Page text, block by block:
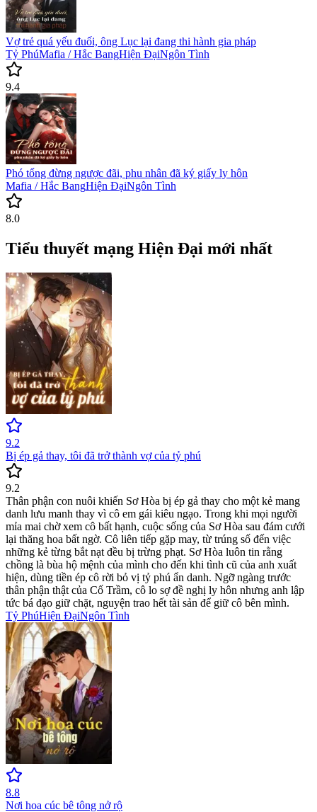
Vợ trẻ quá yếu đuối, ông Lục lại đang thi hành gia pháp
Tỷ PhúMafia / Hắc BangHiện ĐạiNgôn Tình
9.4
Phó tổng đừng ngược đãi, phu nhân đã ký giấy ly hôn
Mafia / Hắc BangHiện ĐạiNgôn Tình
8.0
Tiểu thuyết mạng Hiện Đại mới nhất
9.2
Bị ép gả thay, tôi đã trở thành vợ của tỷ phú
9.2
Thân phận con nuôi khiến Sơ Hòa bị ép gả thay cho một kẻ mang
danh lưu manh thay vì cô em gái kiêu ngạo. Trong khi mọi người
mỉa mai chờ xem cô bất hạnh, cuộc sống của Sơ Hòa sau đám cưới
lại thăng hoa bất ngờ. Cô liên tiếp gặp may, từ trúng số đến việc
những kẻ từng bắt nạt đều bị trừng phạt. Sơ Hòa luôn tin rằng
chồng là bùa hộ mệnh của mình cho đến khi tình cũ của anh xuất
hiện, dùng tiền ép cô rời bỏ vị tỷ phú ẩn danh. Ngỡ ngàng trước
thân phận thật của Cố Trầm, cô lo sợ đề nghị ly hôn nhưng anh lập
tức bá đạo giữ chặt, nguyện trao hết tài sản để giữ cô bên mình.
Tỷ PhúHiện ĐạiNgôn Tình
8.8
Nơi hoa cúc bê tông nở rộ